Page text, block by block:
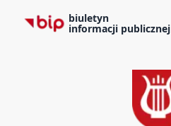
biuletyn
informacji publicznej